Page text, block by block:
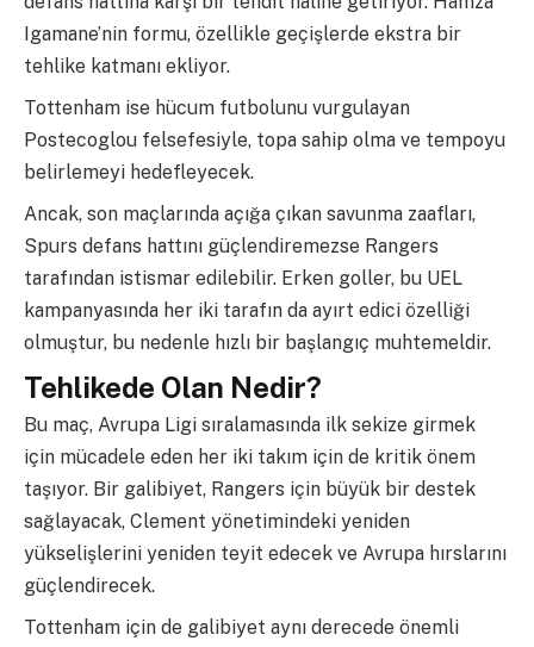
Igamane’nin formu, özellikle geçişlerde ekstra bir
tehlike katmanı ekliyor.
Tottenham ise hücum futbolunu vurgulayan
Postecoglou felsefesiyle, topa sahip olma ve tempoyu
belirlemeyi hedefleyecek.
Ancak, son maçlarında açığa çıkan savunma zaafları,
Spurs defans hattını güçlendiremezse Rangers
tarafından istismar edilebilir. Erken goller, bu UEL
kampanyasında her iki tarafın da ayırt edici özelliği
olmuştur, bu nedenle hızlı bir başlangıç muhtemeldir.
Tehlikede Olan Nedir?
Bu maç, Avrupa Ligi sıralamasında ilk sekize girmek
için mücadele eden her iki takım için de kritik önem
taşıyor. Bir galibiyet, Rangers için büyük bir destek
sağlayacak, Clement yönetimindeki yeniden
yükselişlerini yeniden teyit edecek ve Avrupa hırslarını
güçlendirecek.
Tottenham için de galibiyet aynı derecede önemli